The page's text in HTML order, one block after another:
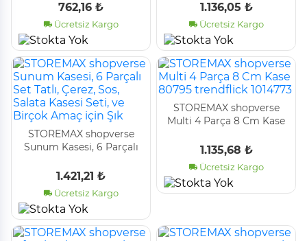
Defter Kaşe modascope
1014773
762,16 ₺
Ücretsiz Kargo
mühür - Defter Kaşe
modascope 1014773
1.136,05 ₺
Ücretsiz Kargo
STOREMAX shopverse
Sunum Kasesi, 6 Parçalı
Salata Kasesi Seti, ve
Birçok Amaç için Şık
1.421,21 ₺
Ücretsiz Kargo
STOREMAX shopverse
Multi 4 Parça 8 Cm Kase
1.135,68 ₺
Ücretsiz Kargo